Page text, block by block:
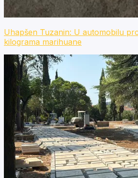
Uhapšen Tuzanin: U automobilu
kilograma marihuane